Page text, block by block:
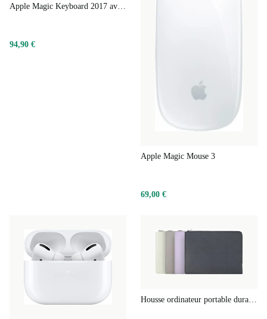
Apple Magic Keyboard 2017 avec pavé numérique
94,90 €
Apple Magic Mouse 3
69,00 €